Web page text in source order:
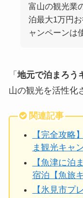
富山の観光業
泊最大1万円
ャンペーンは
「地元で泊まろう
山の観光を活性化
関連記事
【完全攻略
ま観光キャ
【魚津に泊
宿泊【魚旅
【氷見市プ